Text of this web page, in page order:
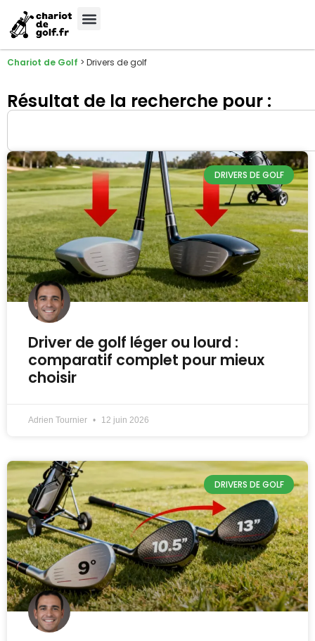
Chariot de Golf > Drivers de golf
Résultat de la recherche pour :
DRIVERS DE GOLF
Driver de golf léger ou lourd :
comparatif complet pour mieux
choisir
Adrien Tournier 12 juin 2026
DRIVERS DE GOLF